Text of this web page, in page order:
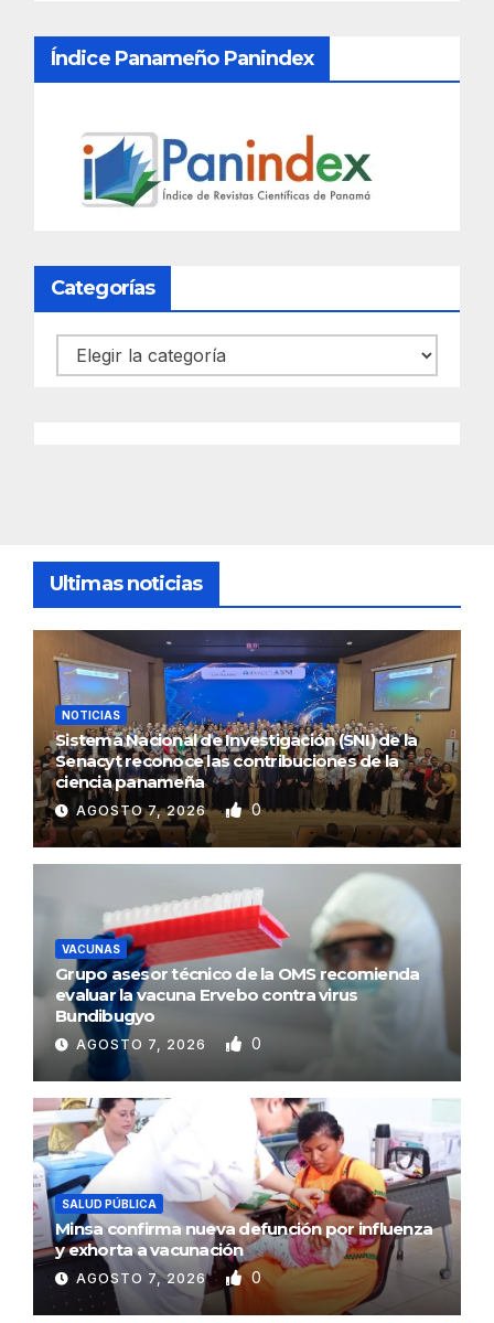
Índice Panameño Panindex
Categorías
Categorías
Ultimas noticias
NOTICIAS
Sistema Nacional de Investigación (SNI) de la
Senacyt reconoce las contribuciones de la
ciencia panameña
AGOSTO 7, 2026 0
VACUNAS
Grupo asesor técnico de la OMS recomienda
evaluar la vacuna Ervebo contra virus
Bundibugyo
AGOSTO 7, 2026 0
SALUD PÚBLICA
Minsa confirma nueva defunción por influenza
y exhorta a vacunación
AGOSTO 7, 2026 0